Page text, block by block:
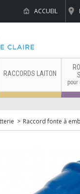
ACCUEIL
RACCORDS LAITON
pour
> Raccord fonte à